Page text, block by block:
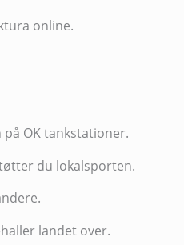
online.
på OK tankstationer.
du lokalsporten.
landet over.